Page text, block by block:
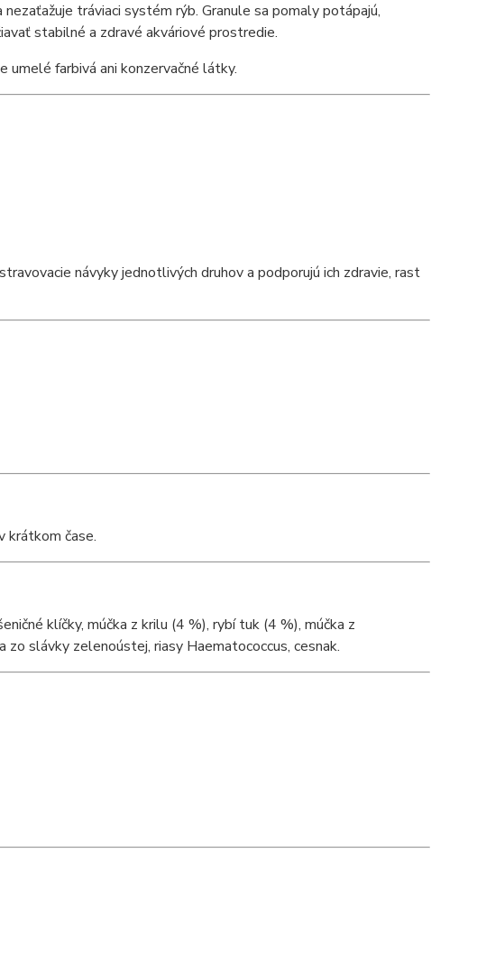
tráviaci systém rýb. Granule sa pomaly potápajú,
stabilné a zdravé akváriové prostredie.
umelé farbivá ani konzervačné látky.
návyky jednotlivých druhov a podporujú ich zdravie, rast
krátkom čase.
klíčky, múčka z krilu (4 %), rybí tuk (4 %), múčka z
zo slávky zelenoústej, riasy Haematococcus, cesnak.